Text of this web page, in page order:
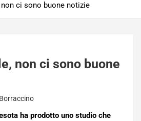
ci sono buone notizie
non ci sono buone
ha prodotto uno studio che